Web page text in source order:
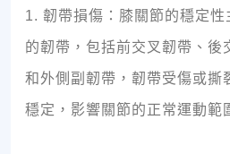
1. 韌帶損傷：膝關節的穩定性
的韌帶，包括前交叉韌帶、後
和外側副韌帶，韌帶受傷或撕
穩定，影響關節的正常運動範